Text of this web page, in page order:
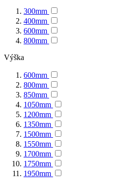
300mm
400mm
600mm
800mm
Výška
600mm
800mm
850mm
1050mm
1200mm
1350mm
1500mm
1550mm
1700mm
1750mm
1950mm